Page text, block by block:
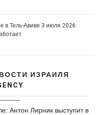
в Тель-Авиве 3 июля 2026:
ИЗРАИЛЯ
Антон Лирник выступит в